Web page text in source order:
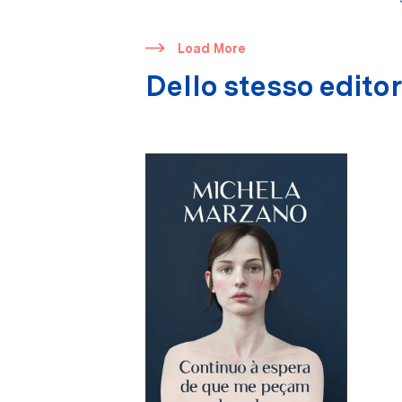
​ Load More
Dello stesso